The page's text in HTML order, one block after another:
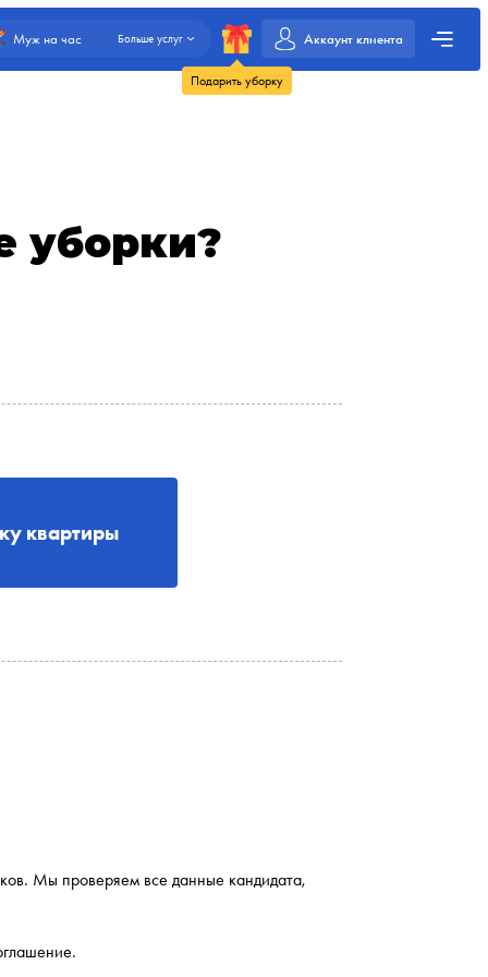
Муж на час Больше услуг
Подарить уборку
Аккаунт клиента
уборки?
квартиры
Мы проверяем все данные кандидата,